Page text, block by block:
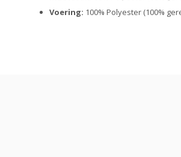
Voering: 100% Polyester (100%